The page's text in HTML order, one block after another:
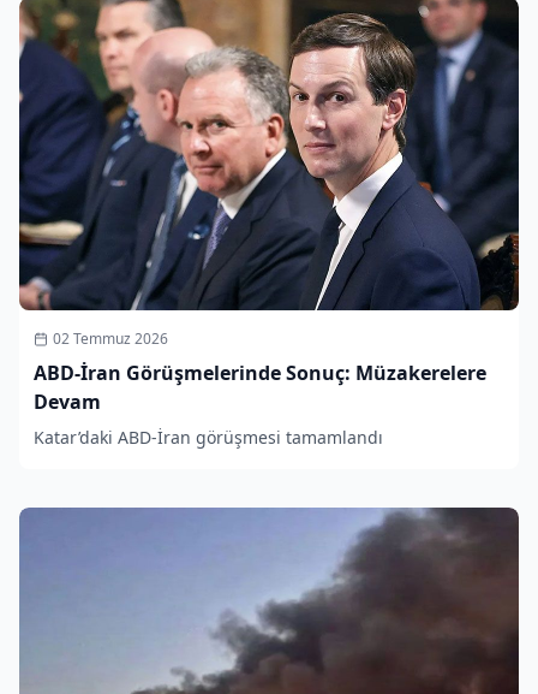
02 Temmuz 2026
ABD-İran Görüşmelerinde Sonuç: Müzakerelere
Devam
Katar’daki ABD-İran görüşmesi tamamlandı